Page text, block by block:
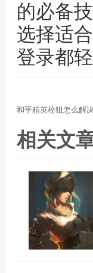
的必备
选择适
登录都
和平精英栓狙怎么解
相关文